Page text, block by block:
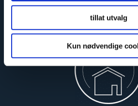
tillat utvalg
Kun nødvendige
Sikker og godkjent